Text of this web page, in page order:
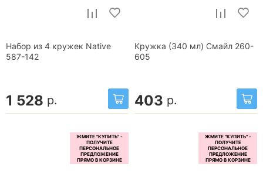
Набор из 4 кружек Native
587-142
1 528 р.
Кружка (340 мл) Смайл 260-
605
403 р.